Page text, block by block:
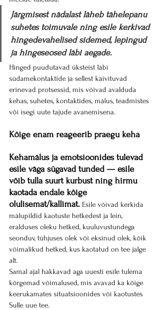
Järgmisest nädalast läheb tähelepanu
suhetes toimuvale ning esile kerkivad
hingedevahelised sidemed, lepingud
ja hingeseosed läbi aegade.
Hinged puudutavad üksteist läbi
südamekontaktide ja sellest käivituvad
erinevad protsessid, mis võivad avalduda
kehas, suhetes, kontaktides, mälus, teadmistes
või isegi uute tajude avanemisena.
Kõige enam reageerib praegu keha
Kehamälus ja emotsioonides tulevad
esile väga sügavad tunded — esile
võib tulla suurt kurbust ning hirmu
kaotada endale kõige
olulisemat/kallimat. Esile võivad kerkida
mälupildid kaotuste hetkedest ja lein,
eralduses oleku hetked, kuuluvustundega
seonduv, tühjuses olek või eksinud olek, kõik
võimalikud hetked, kus kaotatud on tee jalge
alt.
Samal ajal hakkavad aga uuesti esile tulema
kõrgemad võimalused, mis avavad ka kõige
keerukamates situatsioonides või kaotustes
Sulle uue tee.